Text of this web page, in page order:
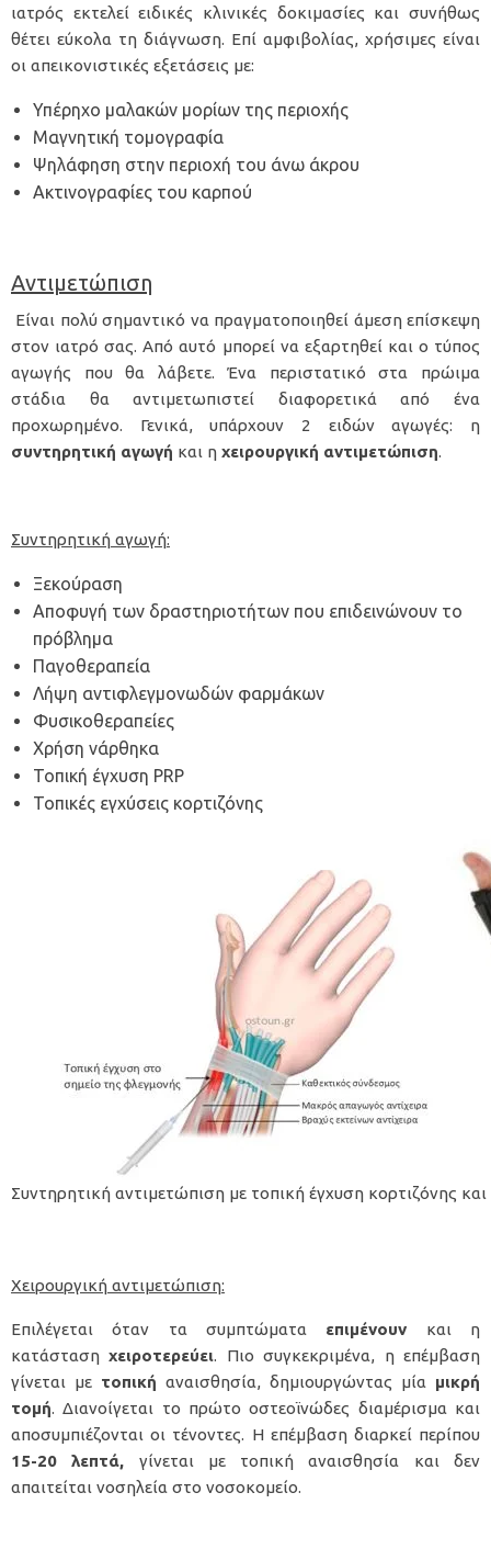
ιατρός εκτελεί ειδικές κλινικές δοκιμασίες και συνήθως
θέτει εύκολα τη διάγνωση. Επί αμφιβολίας, χρήσιμες είναι
οι απεικονιστικές εξετάσεις με:
Υπέρηχο μαλακών μορίων της περιοχής
Μαγνητική τομογραφία
Ψηλάφηση στην περιοχή του άνω άκρου
Ακτινογραφίες του καρπού
Αντιμετώπιση
Είναι πολύ σημαντικό να πραγματοποιηθεί άμεση επίσκεψη
στον ιατρό σας. Από αυτό μπορεί να εξαρτηθεί και ο τύπος
αγωγής που θα λάβετε. Ένα περιστατικό στα πρώιμα
στάδια θα αντιμετωπιστεί διαφορετικά από ένα
προχωρημένο. Γενικά, υπάρχουν 2 ειδών αγωγές: η
συντηρητική αγωγή και η χειρουργική αντιμετώπιση.
Συντηρητική αγωγή:
Ξεκούραση
Αποφυγή των δραστηριοτήτων που επιδεινώνουν το
πρόβλημα
Παγοθεραπεία
Λήψη αντιφλεγμονωδών φαρμάκων
Φυσικοθεραπείες
Χρήση νάρθηκα
Τοπική έγχυση PRP
Τοπικές εγχύσεις κορτιζόνης
Συντηρητική αντιμετώπιση με τοπική έγχυση κορτιζόνης
Χειρουργική αντιμετώπιση:
Επιλέγεται όταν τα συμπτώματα επιμένουν και η
κατάστασηχειροτερεύει. Πιο συγκεκριμένα, η επέμβαση
γίνεται με τοπική αναισθησία, δημιουργώντας μία μικρή
τομή. Διανοίγεται το πρώτο οστεοϊνώδες διαμέρισμα και
αποσυμπιέζονται οι τένοντες. Η επέμβαση διαρκεί περίπου
15-20
λεπτά, γίνεται με τοπική αναισθησία και δεν
απαιτείται νοσηλεία στο νοσοκομείο.